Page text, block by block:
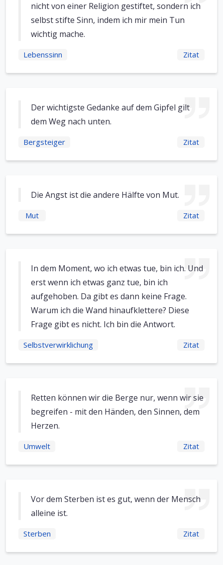
nicht von einer Religion gestiftet, sondern ich
selbst stifte Sinn, indem ich mir mein Tun
wichtig mache.
Lebenssinn Zitat
Der wichtigste Gedanke auf dem Gipfel gilt
dem Weg nach unten.
Bergsteiger Zitat
Die Angst ist die andere Hälfte von Mut.
Mut Zitat
In dem Moment, wo ich etwas tue, bin ich. Und
erst wenn ich etwas ganz tue, bin ich
aufgehoben. Da gibt es dann keine Frage.
Warum ich die Wand hinaufklettere? Diese
Frage gibt es nicht. Ich bin die Antwort.
Selbstverwirklichung Zitat
Retten können wir die Berge nur, wenn wir sie
begreifen - mit den Händen, den Sinnen, dem
Herzen.
Umwelt Zitat
Vor dem Sterben ist es gut, wenn der Mensch
alleine ist.
Sterben Zitat